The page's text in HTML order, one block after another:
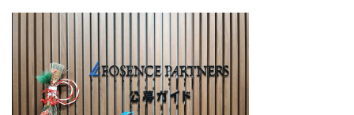
無料掲載お申し込み